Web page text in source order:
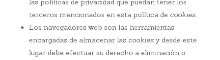
las políticas de privacidad que puedan tener los
terceros mencionados en esta política de cookies.
Los navegadores web son las herramientas
encargadas de almacenar las cookiesy desde este
lugar debe efectuar su derecho a eliminación o